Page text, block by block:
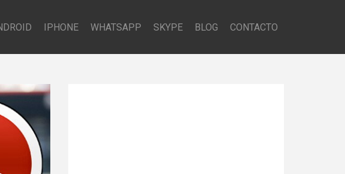
IPHONE WHATSAPP SKYPE BLOG CONTACTO